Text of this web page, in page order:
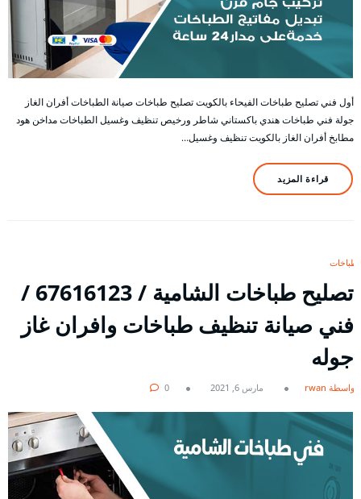
أول فني تصليح طباخات الفيحاء بالكويت تصليح طباخات صيانة الطباخات أفران الغاز
جولة فني طباخات هندي باكستاني شاطر ورخيص تنظيف وغسيل الطباخات مداخن هود
مطابخ أفران الغاز بالكويت تنظيف وغسيل…
قراءة المزيد
طباخات
تصليح طباخات الشامية / 67616123 /
فني صيانة تنظيف طباخات وافران غاز
جوله
بواسطة rwan مارس 6, 2021 0